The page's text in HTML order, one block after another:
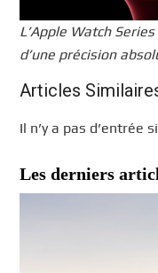
L’Apple Watch
d’une précision
Articles
Il n’y a pas d’entrée
Les derniers